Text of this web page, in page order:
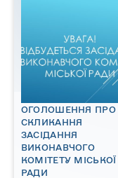
ОГОЛОШЕННЯ ПРО
СКЛИКАННЯ
ЗАСІДАННЯ
ВИКОНАВЧОГО
КОМІТЕТУ МІСЬКОЇ
РАДИ